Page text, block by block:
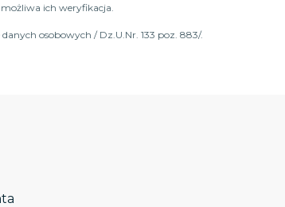
ich weryfikacja.
osobowych / Dz.U.Nr. 133 poz. 883/.